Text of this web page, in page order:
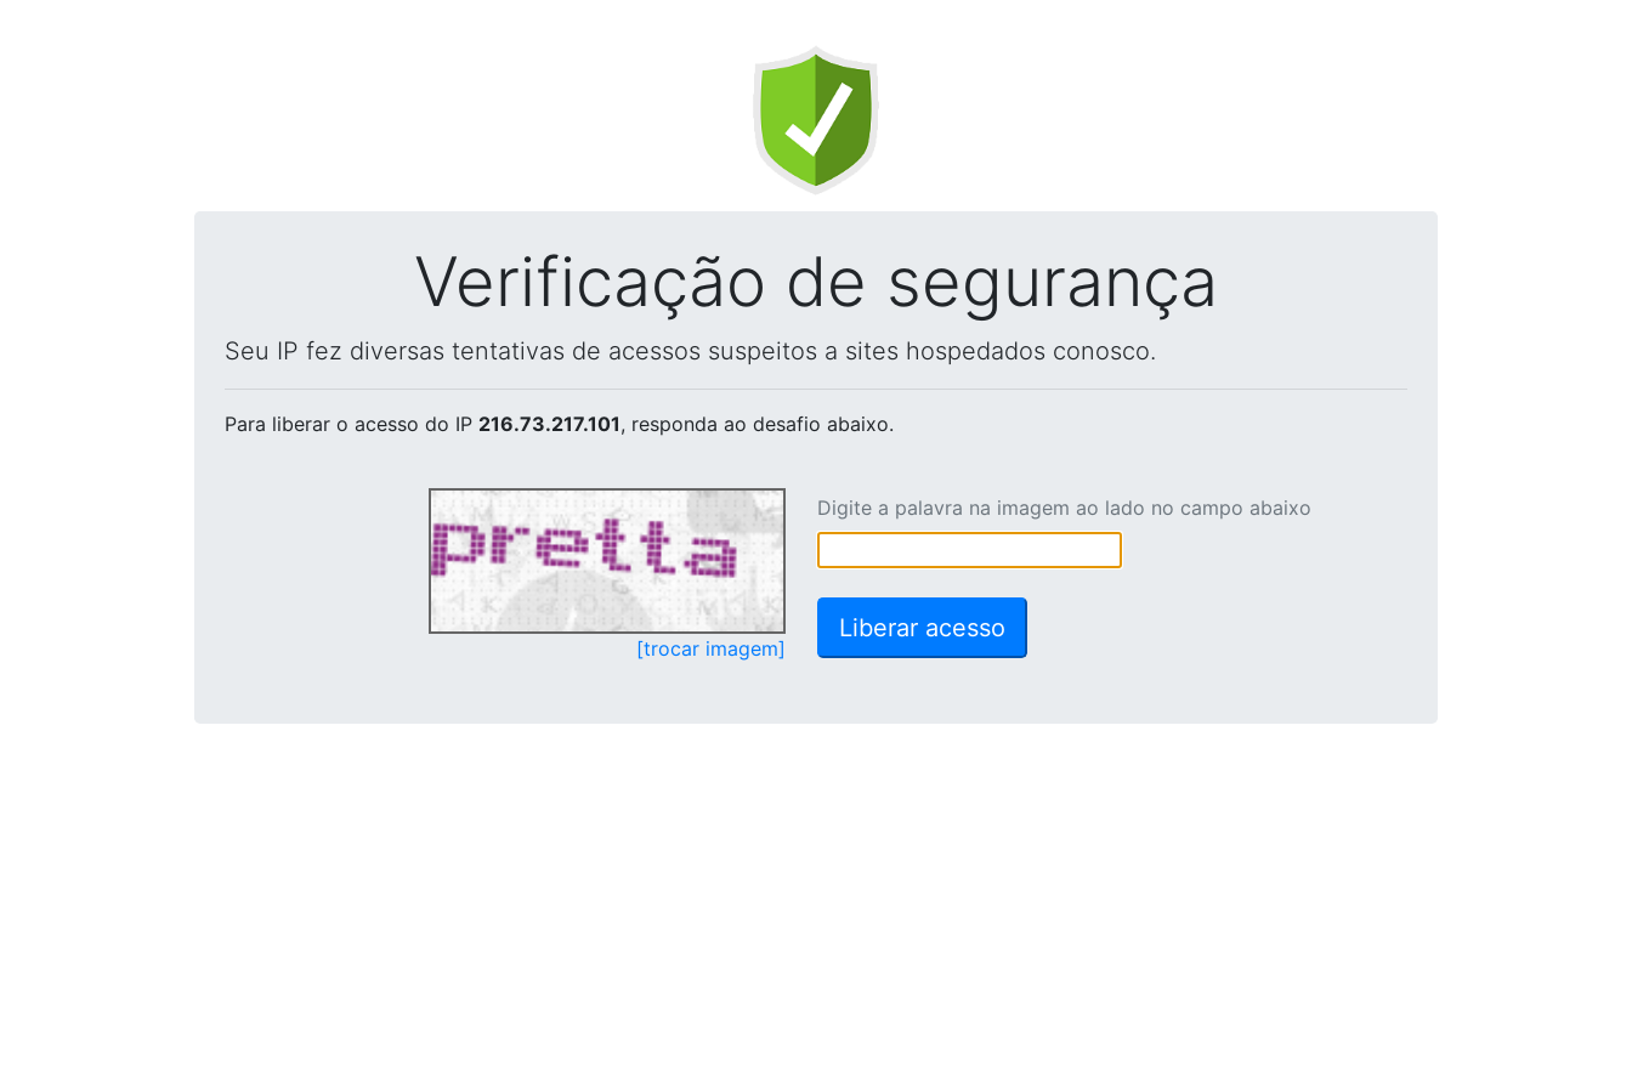
Verificação de segurança
Seu IP fez diversas tentativas de acessos suspeitos a sites hospedados conosco.
Para liberar o acesso do IP 216.73.217.101, responda ao desafio abaixo.
[trocar imagem]
Digite a palavra na imagem ao lado no campo abaixo